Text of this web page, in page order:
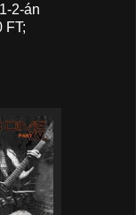
2-án
FT;